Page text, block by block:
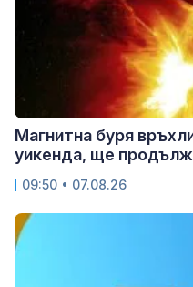
Магнитна буря
уикенда, ще
09:50 • 07.08.26